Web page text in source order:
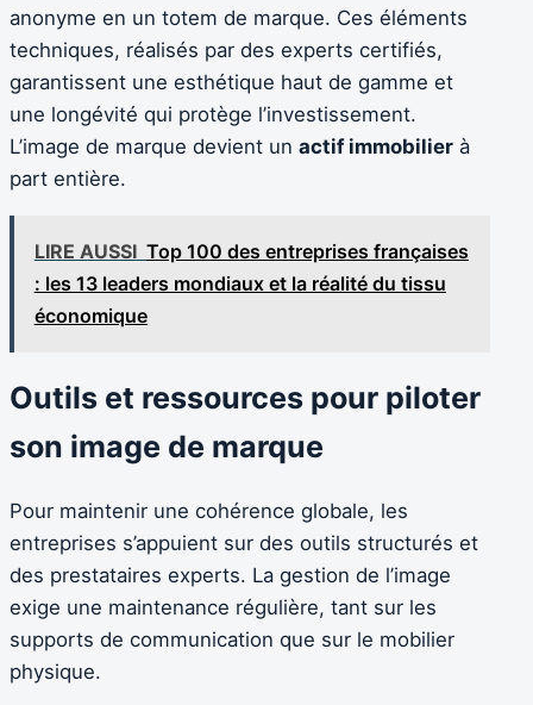
anonyme en un totem de marque. Ces éléments
techniques, réalisés par des experts certifiés,
garantissent une esthétique haut de gamme et
une longévité qui protège l’investissement.
L’image de marque devient un actif immobilier à
part entière.
LIRE AUSSI Top 100 des entreprises françaises
: les 13 leaders mondiaux et la réalité du tissu
économique
Outils et ressources pour piloter
son image de marque
Pour maintenir une cohérence globale, les
entreprises s’appuient sur des outils structurés et
des prestataires experts. La gestion de l’image
exige une maintenance régulière, tant sur les
supports de communication que sur le mobilier
physique.